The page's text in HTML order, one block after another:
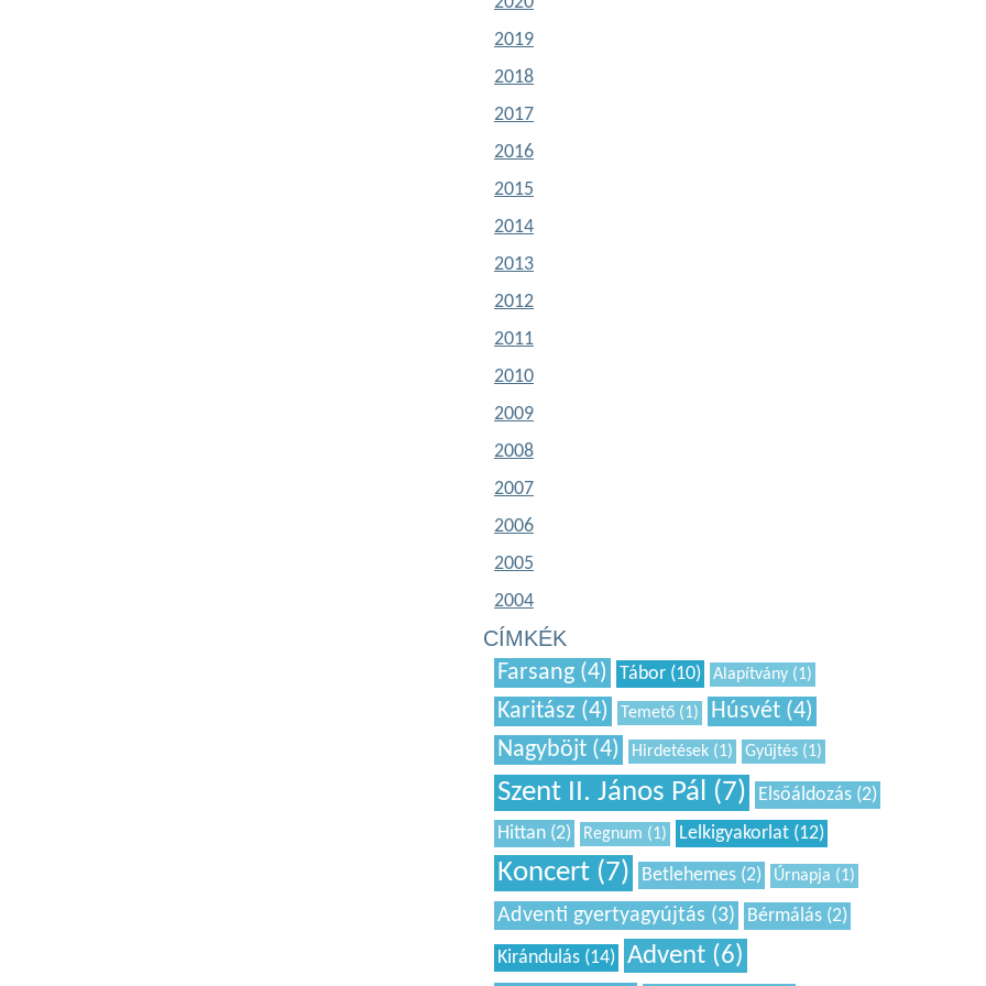
2019
2018
2017
2016
2015
2014
2013
2012
2011
2010
2009
2008
2007
2006
2005
2004
CÍMKÉK
Farsang (4) Tábor (10) Alapítvány (1)
Karitász (4) Temető (1)
Húsvét (4)
Nagyböjt (4)
Hirdetések (1) Gyűjtés (1)
Szent II. János Pál (7)
Elsőáldozás (2)
Hittan (2)
Regnum (1) Lelkigyakorlat (12)
Koncert (7) Betlehemes (2) Úrnapja (1)
Adventi gyertyagyújtás (3)
Bérmálás (2)
Kirándulás (14) Advent (6)